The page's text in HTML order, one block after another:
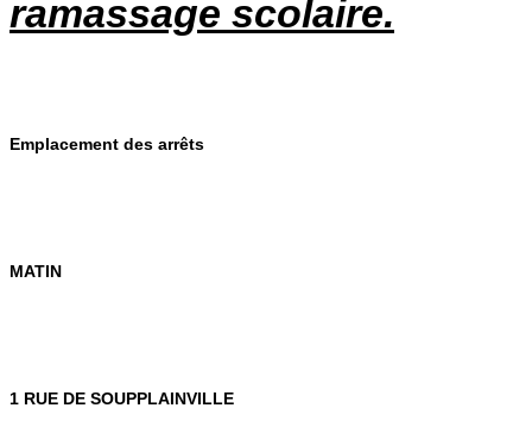
ramassage scolaire.
Emplacement des arrêts
MATIN
1 RUE DE SOUPPLAINVILLE